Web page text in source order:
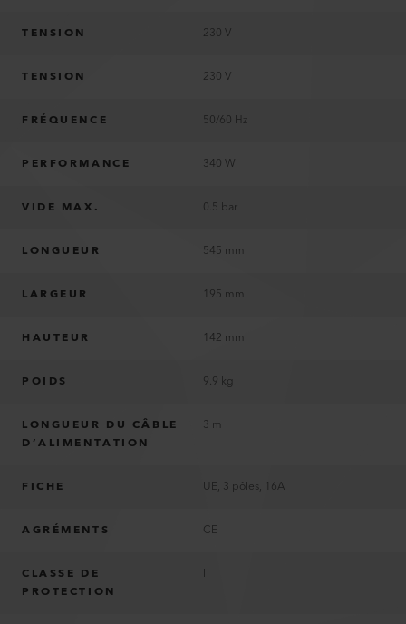
TENSION 230 V
TENSION 230 V
FRÉQUENCE 50/60 Hz
PERFORMANCE 340 W
VIDE MAX. 0.5 bar
LONGUEUR 545 mm
LARGEUR 195 mm
HAUTEUR 142 mm
POIDS 9.9 kg
LONGUEUR DU CÂBLE
D’ALIMENTATION
3 m
FICHE UE, 3 pôles, 16A
AGRÉMENTS CE
CLASSE DE
PROTECTION
I